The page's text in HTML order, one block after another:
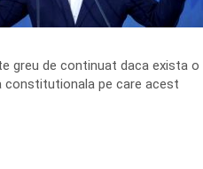
greu de continuat daca exista o
constitutionala pe care acest